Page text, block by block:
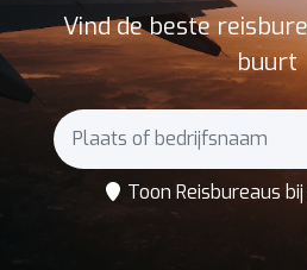
Vind de beste
buurt
Toon Reisbureaus